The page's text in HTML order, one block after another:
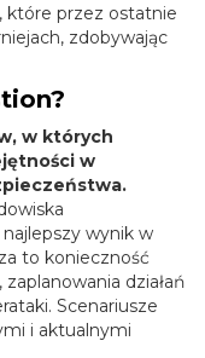
, które przez ostatnie
zdobywając
w których
w
wynik w
to konieczność
działań
Scenariusze
i aktualnymi